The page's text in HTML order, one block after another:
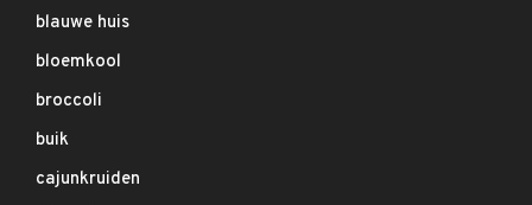
blauwe huis
bloemkool
broccoli
buik
cajunkruiden